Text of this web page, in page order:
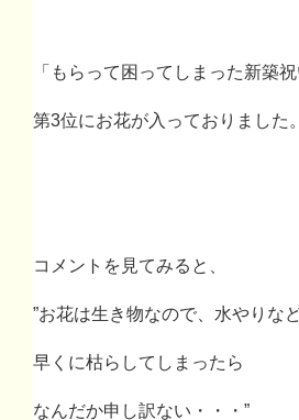
「もらって困ってしまった新築
第3位にお花が入っておりました
コメントを見てみると、
”お花は生き物なので、水やりな
早くに枯らしてしまったら
なんだか申し訳ない・・・”